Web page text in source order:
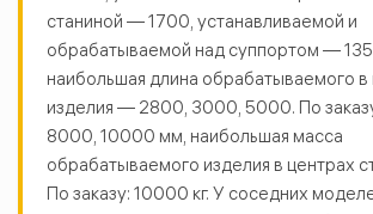
станиной — 1700, устанавливаемой и
обрабатываемой над суппортом —
наибольшая длина обрабатываемого в
изделия — 2800, 3000, 5000. По
8000, 10000 мм, наибольшая масса
обрабатываемого изделия в центрах
По заказу: 10000 кг. У соседних